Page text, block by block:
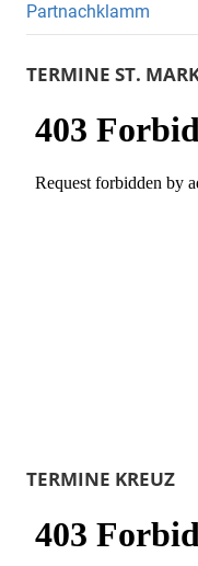
Partnachklamm
TERMINE ST.
TERMINE KREUZ